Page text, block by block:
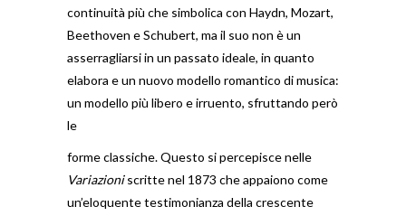
continuità più che simbolica con Haydn, Mozart,
Beethoven e Schubert, ma il suo non è un
asserragliarsi in un passato ideale, in quanto
elabora e un nuovo modello romantico di musica:
un modello più libero e irruento, sfruttando però
le
forme classiche. Questo si percepisce nelle
Variazioniscritte nel 1873 che appaiono come
un’eloquente testimonianza della crescente